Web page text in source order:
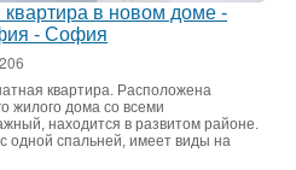
в новом доме -
- София
квартира. Расположена
жилого дома со всеми
находится в развитом районе.
одной спальней, имеет виды на